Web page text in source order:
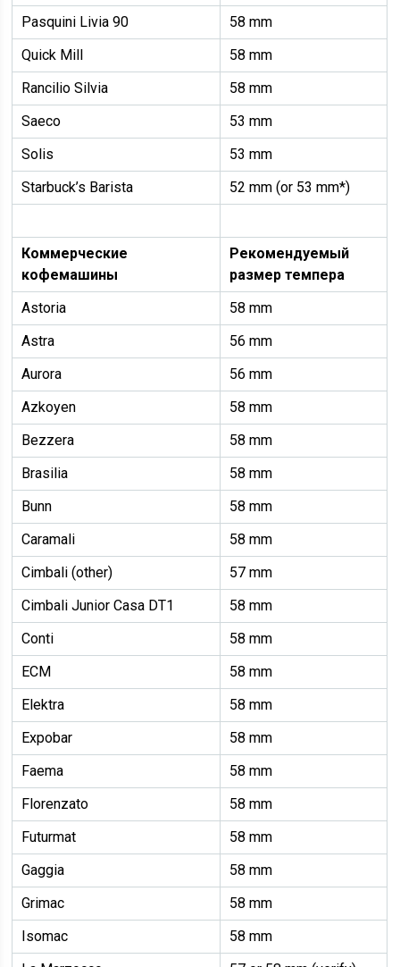
Pasquini Livia 90
58 mm
Quick Mill
58 mm
Rancilio Silvia
58 mm
Saeco
53 mm
Solis
53 mm
Starbuck’s Barista
52 mm (or 53 mm*)
Коммерческие
кофемашины
Рекомендуемый
размер темпера
Astoria
58 mm
Astra
56 mm
Aurora
56 mm
Azkoyen
58 mm
Bezzera
58 mm
Brasilia
58 mm
Bunn
58 mm
Caramali
58 mm
Cimbali (other)
57 mm
Cimbali Junior Casa DT1
58 mm
Conti
58 mm
ECM
58 mm
Elektra
58 mm
Expobar
58 mm
Faema
58 mm
Florenzato
58 mm
Futurmat
58 mm
Gaggia
58 mm
Grimac
58 mm
Isomac
58 mm